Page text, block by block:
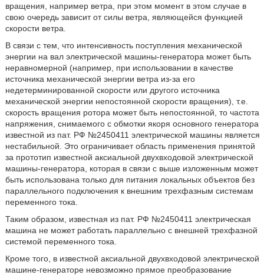
вращения, например ветра, при этом момент в этом случае в
свою очередь зависит от силы ветра, являющейся функцией
скорости ветра.
В связи с тем, что интенсивность поступления механической
энергии на вал электрической машины-генератора может быть
неравномерной (например, при использовании в качестве
источника механической энергии ветра из-за его
недетерминированной скорости или другого источника
механической энергии непостоянной скорости вращения), т.е.
скорость вращения ротора может быть непостоянной, то частота
напряжения, снимаемого с обмотки якоря основного генератора
известной из пат. РФ №2450411 электрической машины является
нестабильной. Это ограничивает область применения принятой
за прототип известной аксиальной двухвходовой электрической
машины-генератора, которая в связи с выше изложенным может
быть использована только для питания локальных объектов без
параллельного подключения к внешним трехфазным системам
переменного тока.
Таким образом, известная из пат. РФ №2450411 электрическая
машина не может работать параллельно с внешней трехфазной
системой переменного тока.
Кроме того, в известной аксиальной двухвходовой электрической
машине-генераторе невозможно прямое преобразование